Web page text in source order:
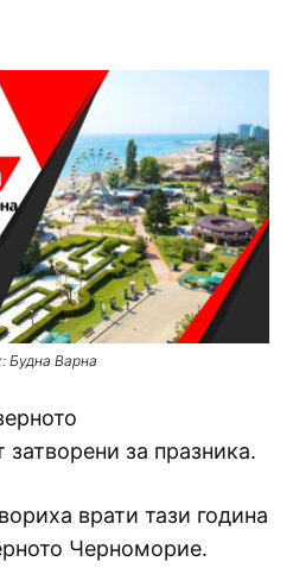
Будна Варна
за празника.
врати тази година
Черноморие.